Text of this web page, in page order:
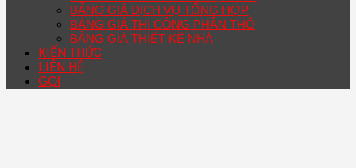
BẢNG GIÁ DỊCH VỤ TỔNG HỢP
BẢNG GIÁ THI CÔNG PHẦN THÔ
BẢNG GIÁ THIẾT KẾ NHÀ
KIẾN THỨC
LIÊN HỆ
GỌI